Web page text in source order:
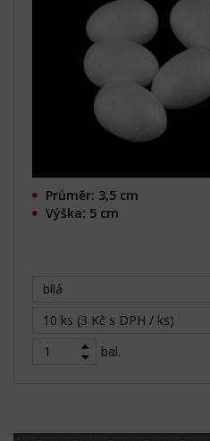
Průměr: 3,5 cm
Výška: 5 cm
bílá
10 ks (3 Kč s DPH / ks)
bal.